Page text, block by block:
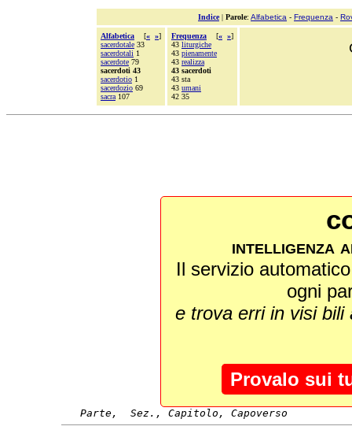
Indice| Parole: Alfabetica - Frequenza -
Alfabetica [« »]
sacerdotale 33
sacerdotali 1
sacerdote 79
sacerdoti 43
sacerdotio 1
sacerdozio 69
sacra 107
Frequenza [« »]
43 liturgiche
43 pienamente
43 realizza
43 sacerdoti
43 sta
43 umani
42 35
intelligenza
Il servizio
ogni
e trova erri in visi
Provalo sui
Parte,  Sez., Capitolo, Capoverso